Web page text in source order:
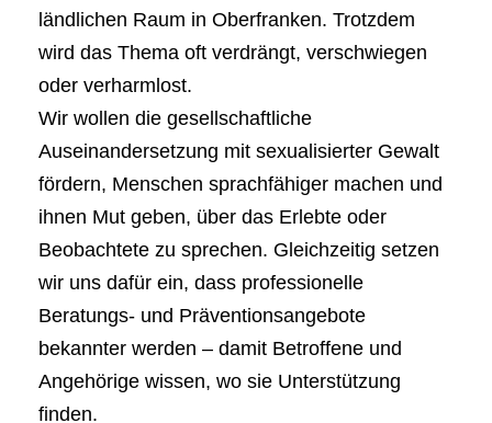
ländlichen Raum in Oberfranken. Trotzdem
wird das Thema oft verdrängt, verschwiegen
oder verharmlost.
Wir wollen die gesellschaftliche
Auseinandersetzung mit sexualisierter Gewalt
fördern, Menschen sprachfähiger machen und
ihnen Mut geben, über das Erlebte oder
Beobachtete zu sprechen. Gleichzeitig setzen
wir uns dafür ein, dass professionelle
Beratungs- und Präventionsangebote
bekannter werden – damit Betroffene und
Angehörige wissen, wo sie Unterstützung
finden.